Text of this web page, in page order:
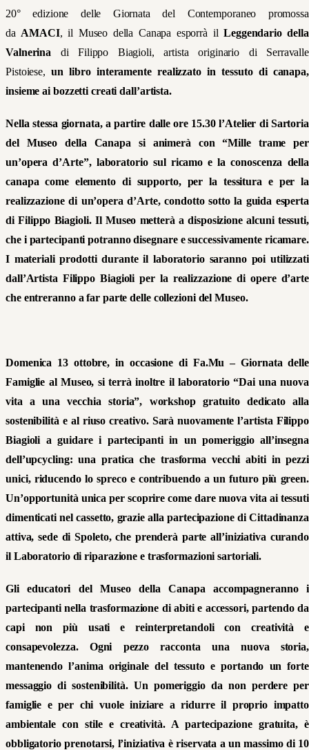
20° edizione delle Giornata del Contemporaneo promossa
da AMACI, il Museo della Canapa esporrà ilLeggendario della
Valnerina di Filippo Biagioli, artista originario di Serravalle
Pistoiese,un libro interamente realizzato in tessuto di canapa,
insieme ai bozzetti creati dall’artista.
Nella stessa giornata, a partire dalle ore 15.30 l’Atelier di Sartoria
del Museo della Canapa si animerà con “Mille trame per
un’opera d’Arte”, laboratorio sul ricamo e la conoscenza della
canapa come elemento di supporto, per la tessitura e per la
realizzazione di un’opera d’Arte, condotto sotto la guida esperta
di Filippo Biagioli. Il Museo metterà a disposizione alcuni tessuti,
che i partecipanti potranno disegnare e successivamente ricamare.
I materiali prodotti durante il laboratorio saranno poi utilizzati
dall’Artista Filippo Biagioli per la realizzazione di opere d’arte
che entreranno a far parte delle collezioni del Museo.
Domenica 13 ottobre, in occasione di Fa.Mu – Giornata delle
Famiglie al Museo, si terrà inoltre il laboratorio “Dai una nuova
vita a una vecchia storia”, workshop gratuito dedicato alla
sostenibilità e al riuso creativo. Sarà nuovamente l’artista Filippo
Biagioli a guidare i partecipanti in un pomeriggio all’insegna
dell’upcycling: una pratica che trasforma vecchi abiti in pezzi
unici, riducendo lo spreco e contribuendo a un futuro più green.
Un’opportunità unica per scoprire come dare nuova vita ai tessuti
dimenticati nel cassetto, grazie alla partecipazione di Cittadinanza
attiva, sede di Spoleto, che prenderà parte all’iniziativa curando
il Laboratorio di riparazione e trasformazioni sartoriali.
Gli educatori del Museo della Canapa accompagneranno i
partecipanti nella trasformazione di abiti e accessori, partendo da
capi non più usati e reinterpretandoli con creatività e
consapevolezza. Ogni pezzo racconta una nuova storia,
mantenendo l’anima originale del tessuto e portando un forte
messaggio di sostenibilità. Un pomeriggioda non perdereper
famiglie e per chi vuole iniziare a ridurre il proprio impatto
ambientale con stile e creatività. A partecipazione gratuita, è
obbligatorio prenotarsi, l’iniziativa è riservata a un massimo di 10